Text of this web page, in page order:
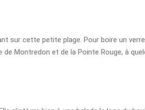
sur cette petite plage. Pour boire un
Montredon et de la Pointe Rouge, à